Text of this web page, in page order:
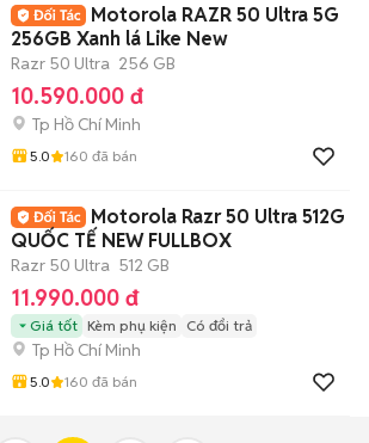
Motorola RAZR 50 Ultra 5G
256GB Xanh lá Like New
Razr 50 Ultra 256 GB
10.590.000 đ
Tp Hồ Chí Minh
5.0 160 đã bán
Motorola Razr 50 Ultra 512G
QUỐC TẾ NEW FULLBOX
Razr 50 Ultra 512 GB
11.990.000 đ
Giá tốt Kèm phụ kiện Có đổi trả
Tp Hồ Chí Minh
5.0 160 đã bán